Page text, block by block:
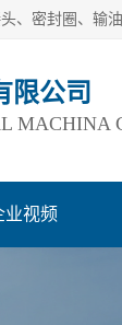
限公司
MACHINA
业视频